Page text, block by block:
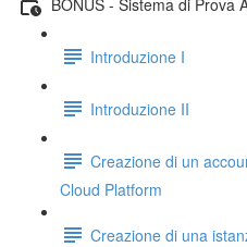
Introduzione I
Introduzione II
Creazione di un
Cloud Platform
Creazione di una